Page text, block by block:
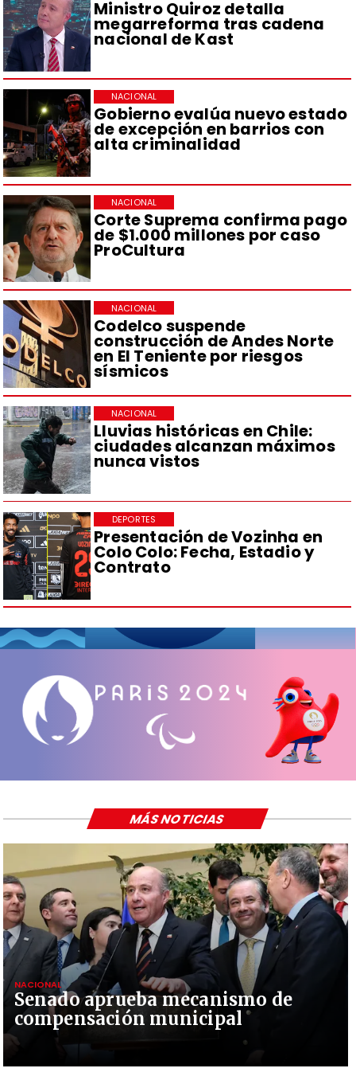
Ministro Quiroz detalla
megarreforma tras cadena
nacional de Kast
Gobierno evalúa nuevo estado
de excepción en barrios con
alta criminalidad
NACIONAL
Corte Suprema confirma pago
de $1.000 millones por caso
ProCultura
NACIONAL
Codelco suspende
construcción de Andes Norte
en El Teniente por riesgos
sísmicos
NACIONAL
Lluvias históricas en Chile:
ciudades alcanzan máximos
nunca vistos
NACIONAL
Presentación de Vozinha en
Colo Colo: Fecha, Estadio y
Contrato
DEPORTES
Senado aprueba mecanismo de
compensación municipal
NACIONAL
MÁS NOTICIAS